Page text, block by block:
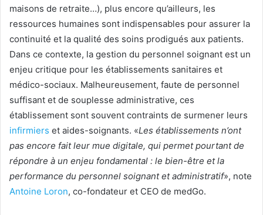
maisons de retraite…), plus encore qu’ailleurs, les
ressources humaines sont indispensables pour assurer la
continuité et la qualité des soins prodigués aux patients.
Dans ce contexte, la gestion du personnel soignant est un
enjeu critique pour les établissements sanitaires et
médico-sociaux. Malheureusement, faute de personnel
suffisant et de souplesse administrative, ces
établissement sont souvent contraints de surmener leurs
infirmiers et aides-soignants. «Les établissements n’ont
pas encore fait leur mue digitale, qui permet pourtant de
répondre à un enjeu fondamental : le bien-être et la
performance du personnel soignant et administratif», note
Antoine Loron, co-fondateur et CEO de medGo.